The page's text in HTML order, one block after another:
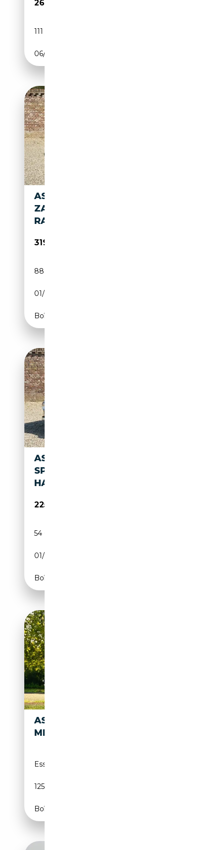
269 000€
111 111 km
06/1958
ASTON MARTIN DB AR1
ZAGATO "№ 27 OF 99" VERY
RARE AND UNIQUE "DOUB
319 500€
88 474 km
01/2004
Boîte automatique
ASTON MARTIN DB DB2
SPORTS SALOON "RARE LEFT-
HAND DRIVE" RARE LEFT
225 000€
54 000 km
01/1952
Boîte manuelle
ASTON MARTIN DB
MK1
Essence
125 CH (92 kW)
Boîte manuelle